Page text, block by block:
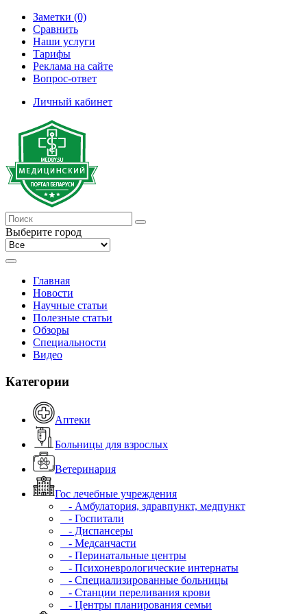
Заметки (0)
Сравнить
Наши услуги
Тарифы
Реклама на сайте
Вопрос-ответ
Личный кабинет
Выберите город
Главная
Новости
Научные статьи
Полезные статьи
Обзоры
Специальности
Видео
Категории
Аптеки
Больницы для взрослых
Ветеринария
Гос лечебные учреждения
- Амбулатория, здравпункт, медпункт
- Госпитали
- Диспансеры
- Медсанчасти
- Перинатальные центры
- Психоневрологические интернаты
- Специализированные больницы
- Станции переливания крови
- Центры планирования семьи